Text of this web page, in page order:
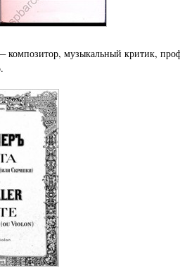
музыкальный критик,